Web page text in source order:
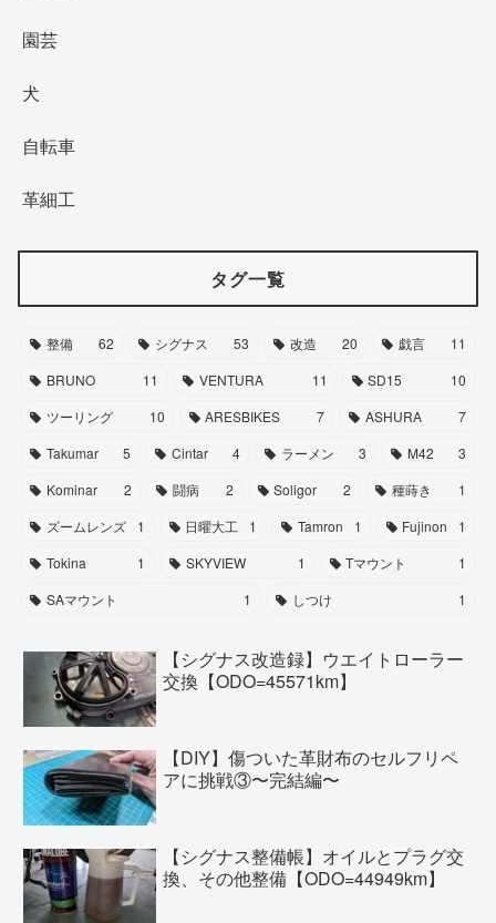
園芸
犬
自転車
革細工
タグ一覧
整備 62 シグナス 53 改造 20 戯言
11
BRUNO
11 VENTURA 11 SD15
10
ツーリング
10 ARESBIKES 7 ASHURA
7
Takumar
5 Cintar 4 ラーメン 3 M42
3
Kominar
2 闘病 2 Soligor 2 種蒔き
1
ズームレンズ
1 日曜大工 1 Tamron 1 Fujinon
1
Tokina
1 SKYVIEW 1 Tマウント
1
SAマウント
1 しつけ 1
【シグナス改造録】ウエイトローラー
交換【ODO=45571km】
【DIY】傷ついた革財布のセルフリペ
アに挑戦③〜完結編〜
【シグナス整備帳】オイルとプラグ交
換、その他整備【ODO=44949km】